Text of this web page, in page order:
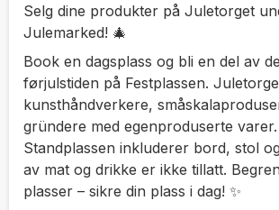
Selg dine produkter på Juletorget
Julemarked! 🎄
Book en dagsplass og bli en del av
førjulstiden på Festplassen.
kunsthåndverkere,
gründere med egenproduserte varer.
Standplassen inkluderer bord, stol
av mat og drikke er ikke tillatt.
plasser – sikre din plass i dag! ✨